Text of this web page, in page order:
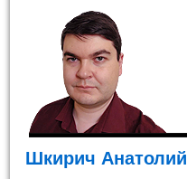
Шкирич Анатолий